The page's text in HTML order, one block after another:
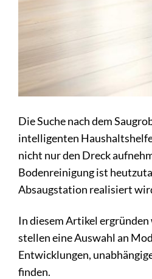
Die Suche nach dem
intelligenten
nicht nur den Dreck
Bodenreinigung ist
Absaugstation realisiert
In diesem Artikel
stellen eine Auswahl an
Entwicklungen,
finden.